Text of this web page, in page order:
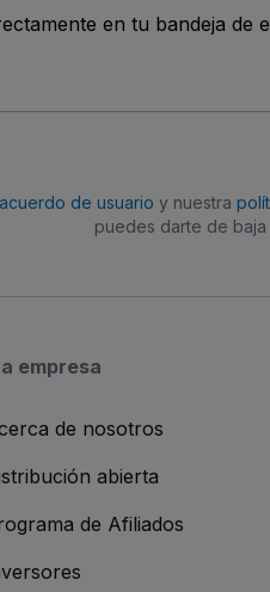
en tu bandeja de
acuerdo de usuario y nuestra
puedes darte de
empresa
de nosotros
abierta
de Afiliados